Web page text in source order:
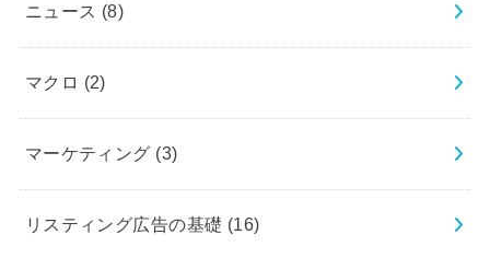
ニュース (8)
マクロ (2)
マーケティング (3)
リスティング広告の基礎 (16)